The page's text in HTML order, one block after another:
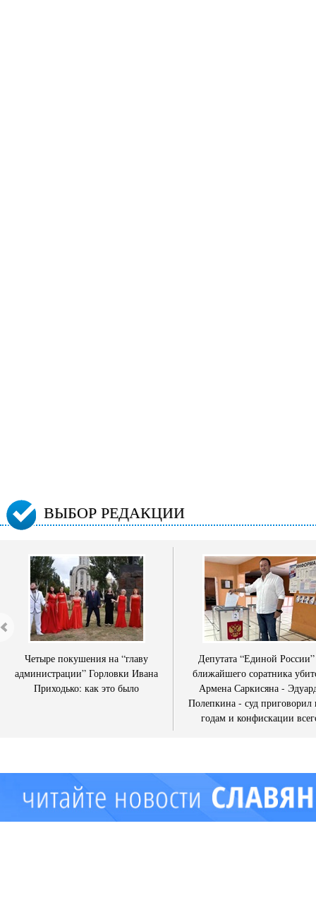
ВЫБОР РЕДАКЦИИ
Четыре покушения на “главу
администрации” Горловки Ивана
Приходько: как это было
Депутата “Единой
ближайшего соратника
Армена Саркисяна -
Полепкина - суд приговорил
годам и конфискации